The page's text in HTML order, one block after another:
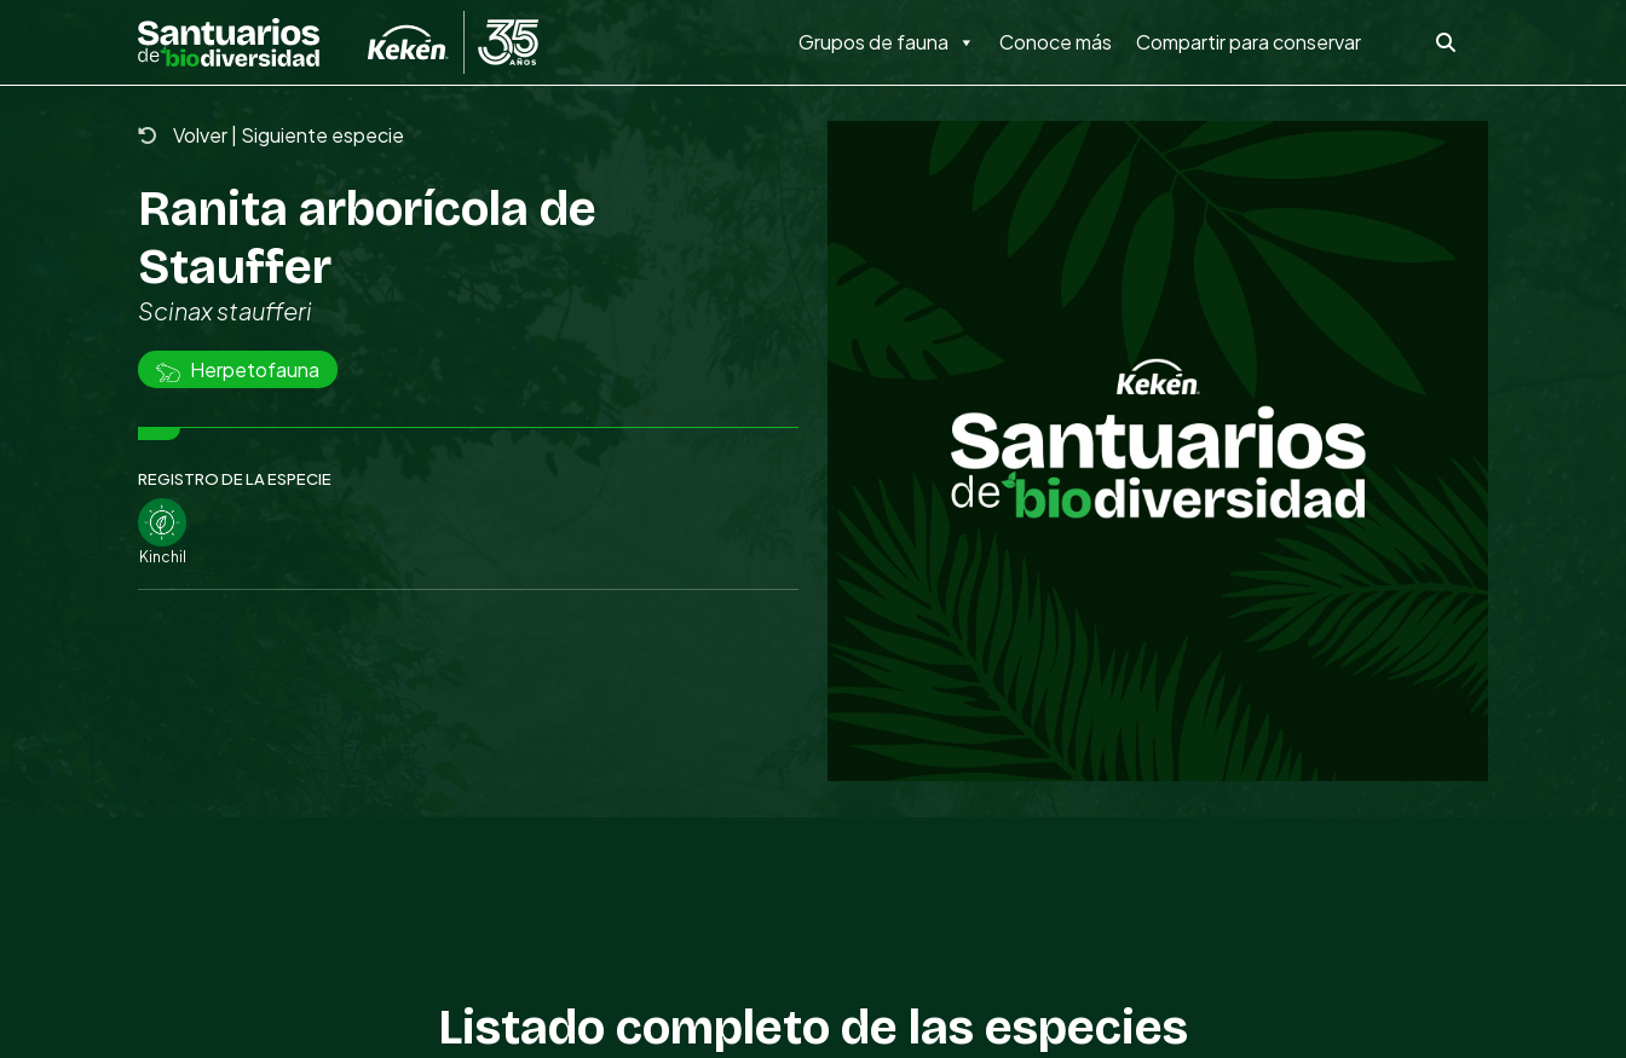
Grupos de fauna Conoce más Compartir para conservar
Volver Siguiente especie
Ranita arborícola de
Stauffer
Scinax staufferi
Herpetofauna
REGISTRO DE LA ESPECIE
Kinchil
Listado completo de las especies